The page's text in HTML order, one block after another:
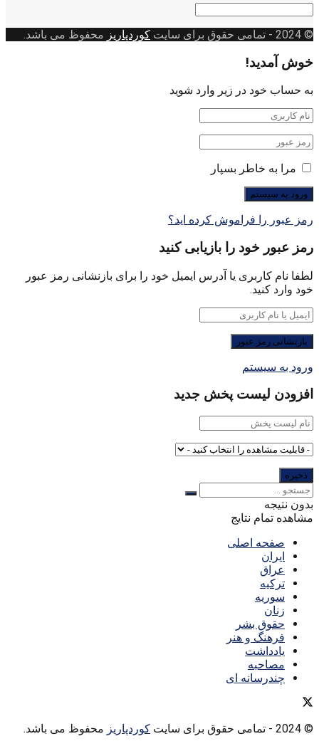
دسته
© 2024
- تمامی حقوق برای سایت کوردپاریز محفوظ می باشد.
خوش آمدید!
به حساب خود در زیر وارد شوید
مرا به خاطر بسپار
رمز عبور را فراموش کرده اید؟
رمز عبور خود را بازیابی کنید
لطفا نام کاربری یا آدرس ایمیل خود را برای بازنشانی رمز عبور
خود وارد کنید.
ورود به سیستم
افزودن لیست پخش جدید
بدون نتیجه
مشاهده تمام نتایج
صفحه اصلی
ایران
عراق
ترکیه
سوریه
زنان
حقوق بشر
فرهنگ و هنر
یادداشت
مصاحبه
چندرسانه ای
© 2024 - تمامی حقوق برای سایت کوردپاریز محفوظ می باشد.